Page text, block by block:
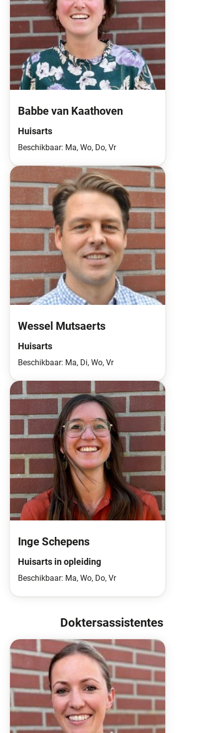
Babbe van Kaathoven
Huisarts
Beschikbaar: Ma, Wo, Do, Vr
Wessel Mutsaerts
Huisarts
Beschikbaar: Ma, Di, Wo, Vr
Inge Schepens
Huisarts in opleiding
Beschikbaar: Ma, Wo, Do, Vr
Doktersassistentes